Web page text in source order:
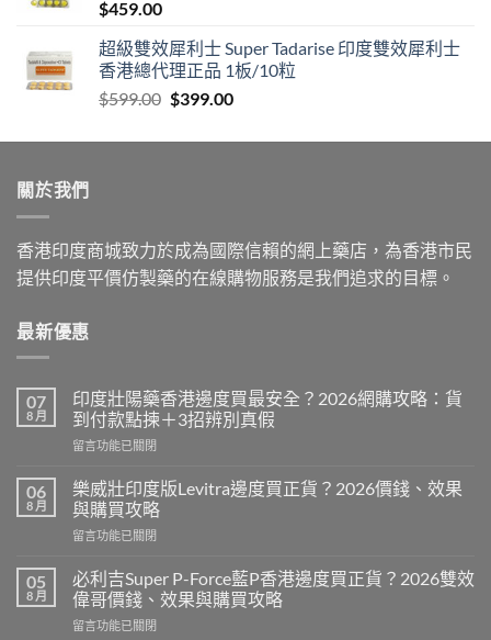
$459.00
超級雙效犀利士 Super Tadarise 印度雙效犀利士
香港總代理正品 1板/10粒
$599.00 Original
was:
$399.00Current
is:
關於我們
香港印度商城致力於成為國際信賴的網上藥店，為香港市民
提供印度平價仿製藥的在線購物服務是我們追求的目標。
最新優惠
07
8 月
印度壯陽藥香港邊度買最安全？2026網購攻略：貨
到付款點揀＋3招辨別真假
在
度
壯
陽
藥
港
邊
度
買
留言功能已關閉
06
8 月
樂威壯印度版Levitra邊度買正貨？2026價錢、效果
與購買攻略
在
威
壯
印
度
留言功能已關閉
05
8 月
必利吉Super P-Force藍P香港邊度買正貨？2026雙效
偉哥價錢、效果與購買攻略
在
留言功能已關閉